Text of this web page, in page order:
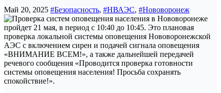
Май 20, 2025 #Безопасность, #НВАЭС, #Нововоронеж